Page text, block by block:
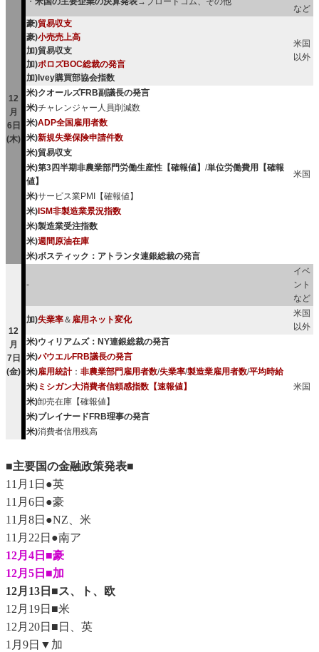
12
月
6日
(木)
など
豪)貿易収支
豪)小売売上高
加)貿易収支
加)ポロズBOC総裁の発言
加)Ivey購買部協会指数
米国
以外
米)クオールズFRB副議長の発言
米国
米)チャレンジャー人員削減数
米)ADP全国雇用者数
米)新規失業保険申請件数
米)貿易収支
米)第3四半期非農業部門労働生産性【確報値】 /単位労働費用【確報
値】
米)サービス業PMI【確報値】
米) ISM非製造業景況指数
米)製造業受注指数
米)週間原油在庫
米)ボスティック：アトランタ連銀総裁の発言
12
月
7日
(金)
-
イベ
ント
など
加)失業率＆ 雇用ネット変化
米国
以外
米)ウィリアムズ：NY連銀総裁の発言
米国
米)パウエルFRB議長の発言
米)雇用統計： 非農業部門雇用者数/失業率/製造業雇用者数/平均時給
米) ミシガン大消費者信頼感指数【速報値】
米)卸売在庫【確報値】
米)ブレイナードFRB理事の発言
米)消費者信用残高
■主要国の金融政策発表■
11月1日●英
11月6日●豪
11月8日●NZ、米
11月22日●南ア
12月4日■豪
12月5日■加
12月13日■ス、ト、欧
12月19日■米
12月20日■日、英
1月9日▼加